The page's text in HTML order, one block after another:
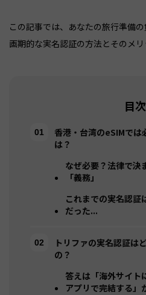
この記事では、あなたの旅行準備
画期的な実名認証の方法とそのメリ
目次
香港・台湾のeSIMでは
は？
なぜ必要？法律で決
「義務」
これまでの実名認証
だった...
トリファの実名認証は
の？
答えは「海外サイト
アプリで完結する」